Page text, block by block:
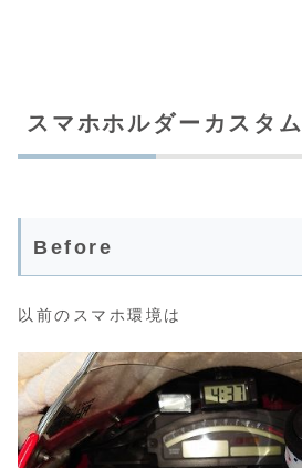
スマホホルダーカスタム
Before
以前のスマホ環境は